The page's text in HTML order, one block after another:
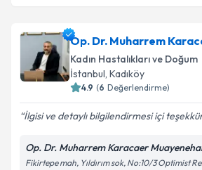
Op. Dr. Mustafa Kıriçin randevu
oluşturun. Size bu uzmandan
takvim hazırlandığında e-posta ile
E-posta Adresiniz
Kişisel verilerimin işlenmesine
Op. Dr. Muharrem
Kadın Hastalıkları ve Doğum
İstanbul, Kadıköy
4.9 (6 Değerlendirme)
İlgisi ve detaylı bilgilendirmesi içi
Op. Dr. Muharrem Karacaer
Fikirtepe mah, Yıldırım sok, No:10/3 Optimist